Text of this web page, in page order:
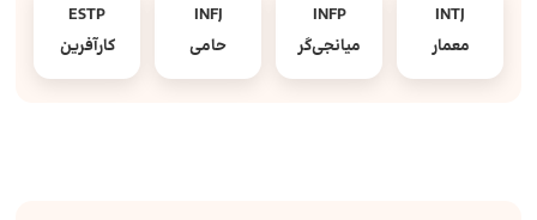
INTJ
معمار
INFP
میانجی‌گر
INFJ
حامی
ESTP
کارآفرین